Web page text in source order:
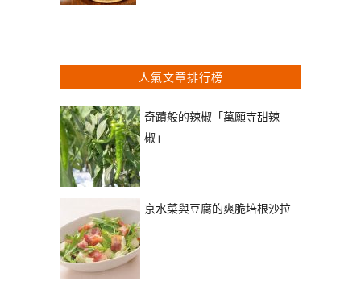
人氣文章排行榜
奇蹟般的辣椒「萬願寺甜辣
椒」
京水菜與豆腐的爽脆培根沙拉